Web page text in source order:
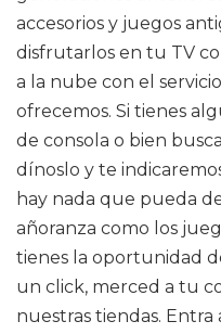
accesorios y juegos
disfrutarlos en tu TV
a la nube con el
ofrecemos. Si tienes
de consola o bien
dínoslo y te
hay nada que pueda
añoranza como los
tienes la oportunidad
un click, merced a tu
nuestras tiendas.